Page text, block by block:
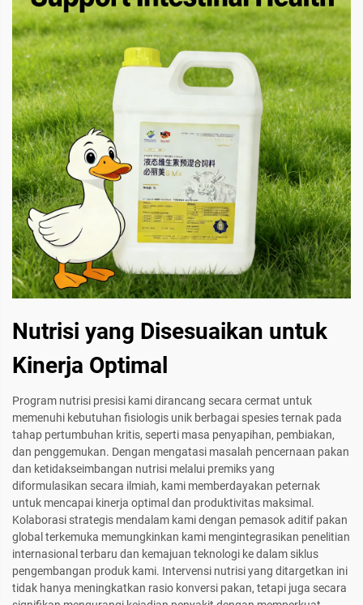
Nutrisi yang Disesuaikan untuk
Kinerja Optimal
Program nutrisi presisi kami dirancang secara cermat untuk
memenuhi kebutuhan fisiologis unik berbagai spesies ternak pada
tahap pertumbuhan kritis, seperti masa penyapihan, pembiakan,
dan penggemukan. Dengan mengatasi masalah pencernaan pakan
dan ketidakseimbangan nutrisi melalui premiks yang
diformulasikan secara ilmiah, kami memberdayakan peternak
untuk mencapai kinerja optimal dan produktivitas maksimal.
Kolaborasi strategis mendalam kami dengan pemasok aditif pakan
global terkemuka memungkinkan kami mengintegrasikan penelitian
internasional terbaru dan kemajuan teknologi ke dalam siklus
pengembangan produk kami. Intervensi nutrisi yang ditargetkan ini
tidak hanya meningkatkan rasio konversi pakan, tetapi juga secara